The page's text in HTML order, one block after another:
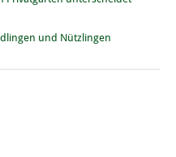
und Nützlingen